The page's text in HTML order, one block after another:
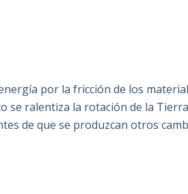
por la fricción de los
se ralentiza la rotación de la
de que se produzcan otros